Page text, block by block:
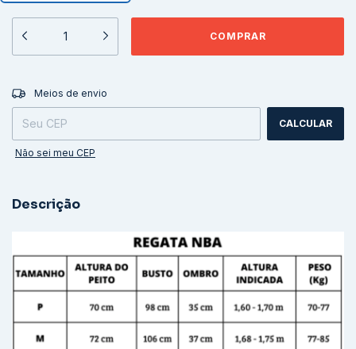
Entregas para o CEP:
Meios de envio
CALCULAR
Não sei meu CEP
Descrição